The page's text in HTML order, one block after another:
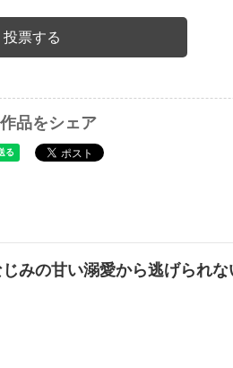
投票する
品をシェア
みの甘い溺愛から逃げられ